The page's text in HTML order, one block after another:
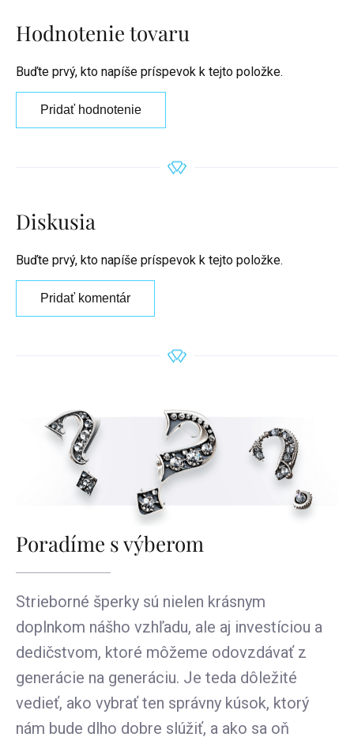
Hodnotenie tovaru
Buďte prvý, kto napíše príspevok k tejto položke.
Pridať hodnotenie
Diskusia
Buďte prvý, kto napíše príspevok k tejto položke.
Pridať komentár
Poradíme s výberom
Strieborné šperky sú nielen krásnym
doplnkom nášho vzhľadu, ale aj investíciou a
dedičstvom, ktoré môžeme odovzdávať z
generácie na generáciu. Je teda dôležité
vedieť, ako vybrať ten správny kúsok, ktorý
nám bude dlho dobre slúžiť, a ako sa oň